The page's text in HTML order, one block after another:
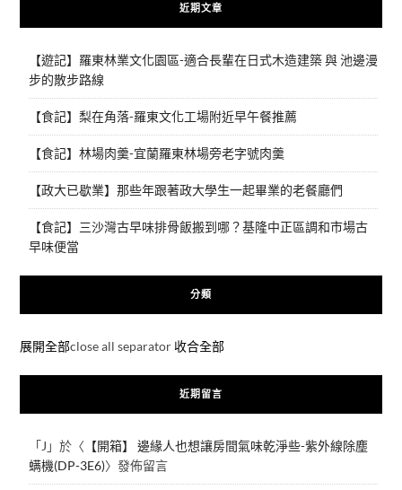
近期文章
【遊記】羅東林業文化園區-適合長輩在日式木造建築 與 池邊漫
步的散步路線
【食記】梨在角落-羅東文化工場附近早午餐推薦
【食記】林場肉羹-宜蘭羅東林場旁老字號肉羹
【政大已歇業】那些年跟著政大學生一起畢業的老餐廳們
【食記】三沙灣古早味排骨飯搬到哪？基隆中正區調和市場古
早味便當
分類
展開全部close all separator 收合全部
近期留言
「J 」於〈 【開箱】 邊緣人也想讓房間氣味乾淨些-紫外線除塵
螨機(DP-3E6)〉發佈留言